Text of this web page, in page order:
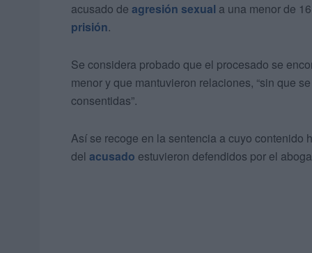
acusado de agresión sexual a una menor de
prisión.
Se considera probado que el procesado se
menor y que mantuvieron relaciones, “sin que
consentidas”.
Así se recoge en la sentencia a cuyo contenido
del acusado estuvieron defendidos por el